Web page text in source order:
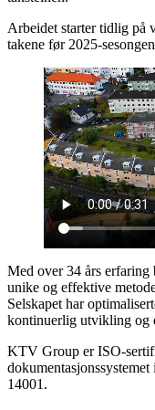
Arbeidet starter tidlig på
takene før 2025-
Med over 34 års
unike og effektive
Selskapet har
kontinuerlig utvikling og
KTV Group er ISO-
14001.